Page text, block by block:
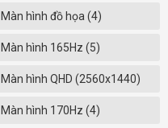
Màn hình đồ họa (4)
Màn hình 165Hz (5)
Màn hình QHD (2560x1440)
(9)
Màn hình 170Hz (4)